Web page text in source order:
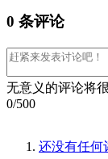
0 条评论
无意义的评论将
0/500
还没有任何